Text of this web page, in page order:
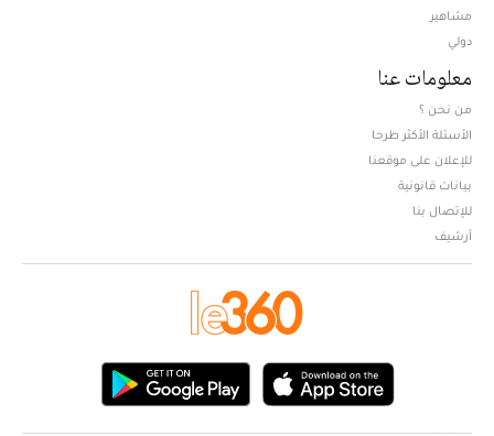
مشاهير
دولي
معلومات عنا
من نحن ؟
الأسئلة الأكثر طرحا
للإعلان على موقعنا
بيانات قانونية
للإتصال بنا
أرشيف